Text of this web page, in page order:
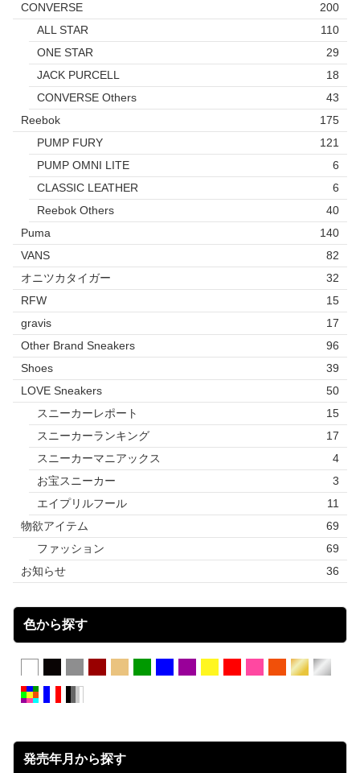
CONVERSE
200
ALL STAR
110
ONE STAR
29
JACK PURCELL
18
CONVERSE Others
43
Reebok
175
PUMP FURY
121
PUMP OMNI LITE
6
CLASSIC LEATHER
6
Reebok Others
40
Puma
140
VANS
82
オニツカタイガー
32
RFW
15
gravis
17
Other Brand Sneakers
96
Shoes
39
LOVE Sneakers
50
スニーカーレポート
15
スニーカーランキング
17
スニーカーマニアックス
4
お宝スニーカー
3
エイプリルフール
11
物欲アイテム
69
ファッション
69
お知らせ
36
色から探す
発売年月から探す